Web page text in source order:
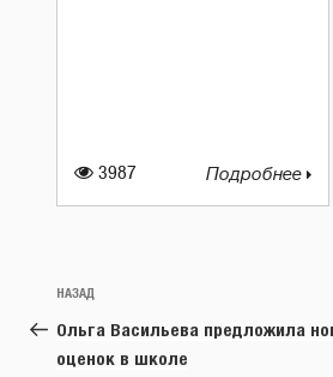
3987 Подробнее
Навигация
по
записям
Предыдущая
запись:
НАЗАД
Ольга Васильева предложила
оценок в школе